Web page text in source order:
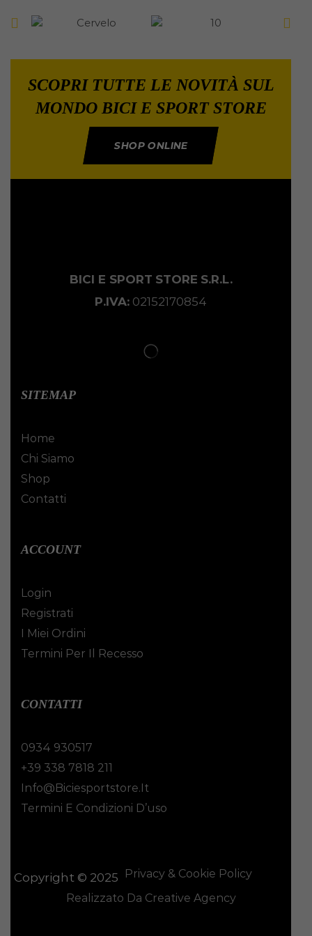
SCOPRI TUTTE LE NOVITÀ SUL
MONDO BICI E SPORT STORE
SHOP ONLINE
BICI E SPORT STORE S.R.L.
P.IVA: 02152170854
SITEMAP
Home
Chi Siamo
Shop
Contatti
ACCOUNT
Login
Registrati
I Miei Ordini
Termini Per Il Recesso
CONTATTI
0934 930517
+39 338 7818 211
Info@biciesportstore.it
Termini E Condizioni D’uso
Copyright © 2025
Privacy & Cookie Policy
Realizzato Da Creative Agency